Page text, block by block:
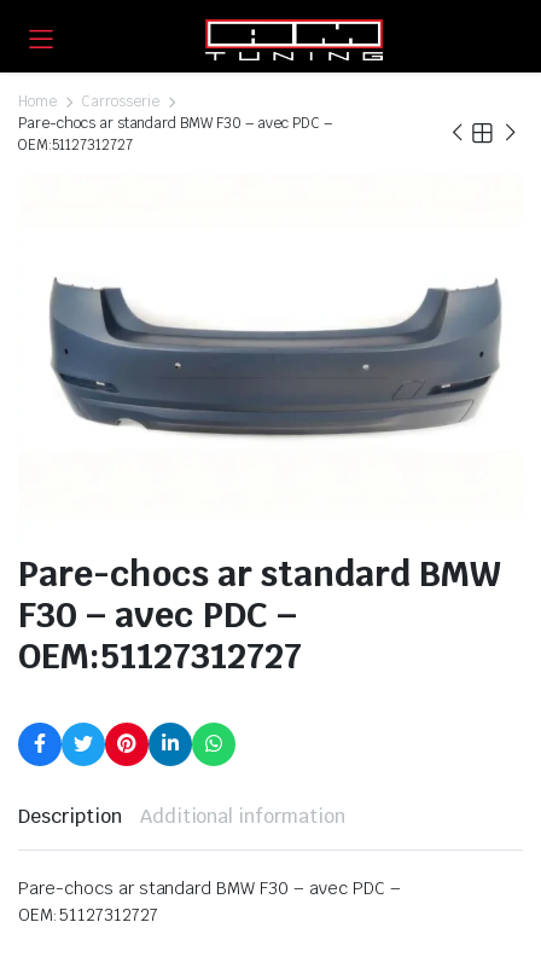
Home
Carrosserie
Pare-chocs ar standard BMW F30 – avec PDC –
OEM:51127312727
Pare-chocs ar standard BMW
F30 – avec PDC –
OEM:51127312727
Description Additional information
Pare-chocs ar standard BMW F30 – avec PDC –
OEM:51127312727